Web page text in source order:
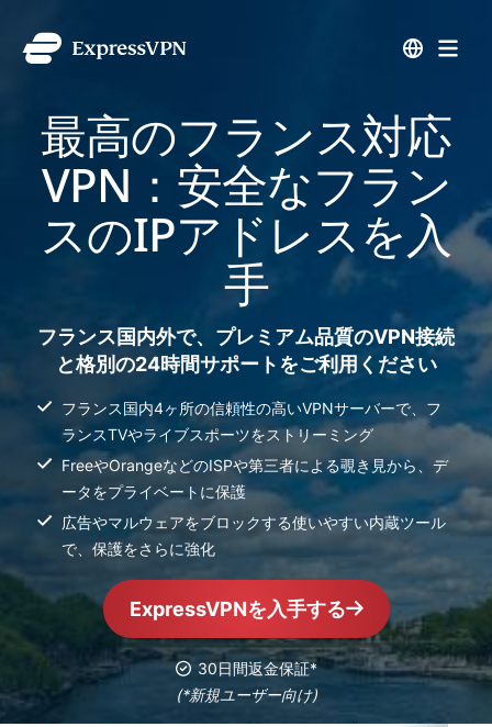
最高のフランス対応
VPN：安全なフラン
スのIPアドレスを入
手
フランス国内外で、プレミアム品質のVPN接続
と格別の24時間サポートをご利用ください
フランス国内4ヶ所の信頼性の高いVPNサーバーで、フ
ランスTVやライブスポーツをストリーミング
FreeやOrangeなどのISPや第三者による覗き見から、デ
ータをプライベートに保護
広告やマルウェアをブロックする使いやすい内蔵ツール
で、保護をさらに強化
ExpressVPNを入手する
30日間返金保証*
(*新規ユーザー向け)